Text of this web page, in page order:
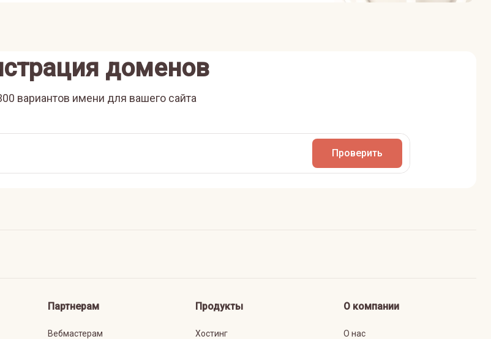
доменов
вариантов имени для вашего сайта
Проверить
Партнерам
Вебмастерам
Продукты
Хостинг
О компании
О нас